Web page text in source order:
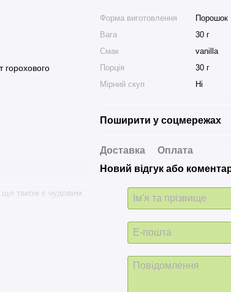
горохового
що також є чудовим
Форма виготовлення
Порошок
Вага
30 г
Смак
vanilla
Порція
30 г
Мірний скуп
Ні
Поширити у соцмережах
Доставка
Оплата
Новий відгук або